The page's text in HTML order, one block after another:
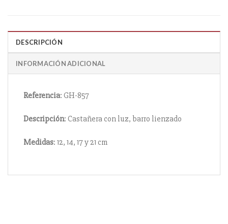
DESCRIPCIÓN
INFORMACIÓN ADICIONAL
Referencia: GH-857
Descripción: Castañera con luz, barro lienzado
Medidas: 12, 14, 17 y 21 cm